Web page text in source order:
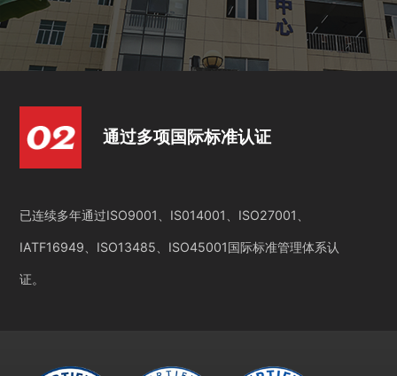
通过多项国际标准认证
已连续多年通过ISO9001、IS014001、ISO27001、
IATF16949、ISO13485、ISO45001国际标准管理体系认
证。